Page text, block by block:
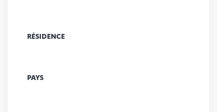
RÉSIDENCE
PAYS